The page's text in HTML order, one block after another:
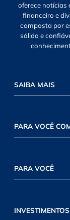
oferece notícias
financeiro e
composta por
sólido e
SAIBA MAIS
PARA VOCÊ
PARA VOCÊ